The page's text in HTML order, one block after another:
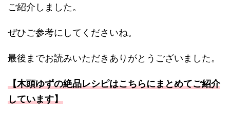
ご紹介しました。
ぜひご参考にしてくださいね。
最後までお読みいただきありがとうございました。
【木頭ゆずの絶品レシピはこちらにまとめてご紹介
しています】